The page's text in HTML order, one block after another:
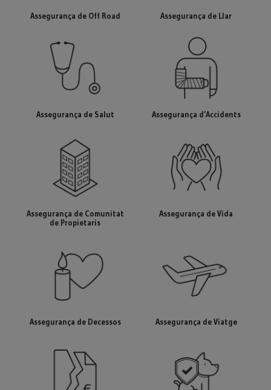
Assegurança de Off Road Assegurança de Llar
Assegurança de Salut Assegurança d’Accidents
Assegurança de Comunitat
de Propietaris
Assegurança de Vida
Assegurança de Decessos Assegurança de Viatge